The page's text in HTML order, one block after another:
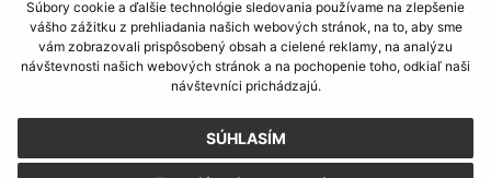
Súbory cookie a ďalšie technológie sledovania používame na zlepšenie
vášho zážitku z prehliadania našich webových stránok, na to, aby sme
vám zobrazovali prispôsobený obsah a cielené reklamy, na analýzu
návštevnosti našich webových stránok a na pochopenie toho, odkiaľ naši
návštevníci prichádzajú.
SÚHLASÍM